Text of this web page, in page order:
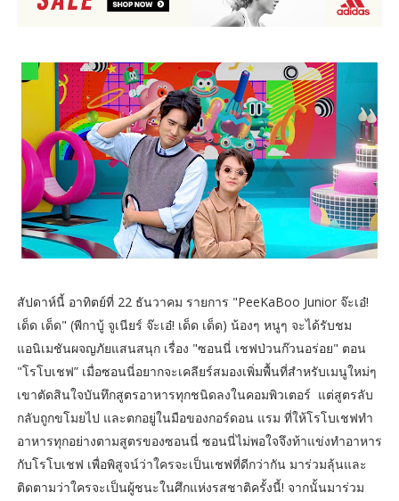
สัปดาห์นี้ อาทิตย์ที่ 22 ธันวาคม รายการ "PeeKaBoo Junior จ๊ะเอ๋!
เด็ด เด็ด" (พีกาบู้ จูเนียร์ จ๊ะเอ๋! เด็ด เด็ด) น้องๆ หนูๆ จะได้รับชม
แอนิเมชันผจญภัยแสนสนุก เรื่อง "ซอนนี่ เชฟป่วนก๊วนอร่อย" ตอน
"โรโบเชฟ” เมื่อซอนนี่อยากจะเคลียร์สมองเพิ่มพื้นที่สำหรับเมนูใหม่ๆ
เขาตัดสินใจบันทึกสูตรอาหารทุกชนิดลงในคอมพิวเตอร์ แต่สูตรลับ
กลับถูกขโมยไป และตกอยู่ในมือของกอร์ดอน แรม ที่ให้โรโบเชฟทำ
อาหารทุกอย่างตามสูตรของซอนนี่ ซอนนี่ไม่พอใจจึงท้าแข่งทำอาหาร
กับโรโบเชฟ เพื่อพิสูจน์ว่าใครจะเป็นเชฟที่ดีกว่ากัน มาร่วมลุ้นและ
ติดตามว่าใครจะเป็นผู้ชนะในศึกแห่งรสชาติครั้งนี้! จากนั้นมาร่วม